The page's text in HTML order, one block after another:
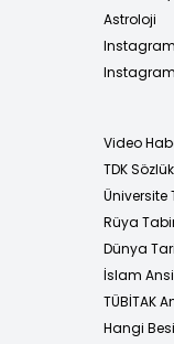
Astroloji
Video
TDK
Üniversite
Rüya
Dünya
İslam
TÜBİTAK
Hangi